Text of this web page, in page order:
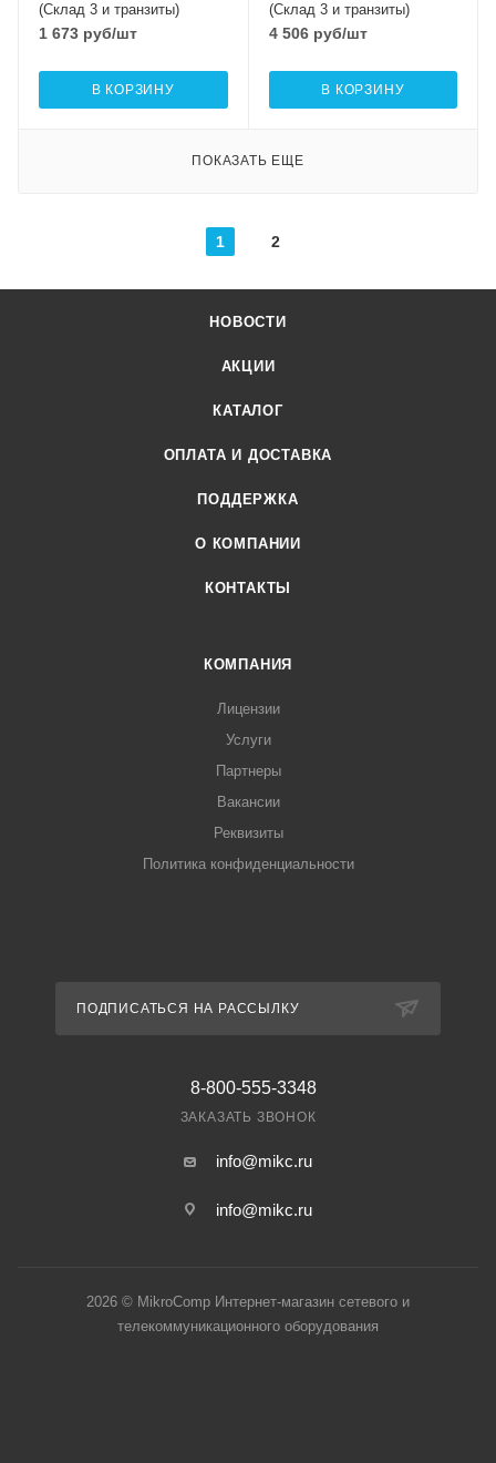
(Склад 3 и транзиты)
1 673 руб/шт
В КОРЗИНУ
(Склад 3 и транзиты)
4 506руб/шт
В КОРЗИНУ
ПОКАЗАТЬ ЕЩЕ
1 2
НОВОСТИ
АКЦИИ
КАТАЛОГ
ОПЛАТА И ДОСТАВКА
ПОДДЕРЖКА
О КОМПАНИИ
КОНТАКТЫ
КОМПАНИЯ
Лицензии
Услуги
Партнеры
Вакансии
Реквизиты
Политика конфиденциальности
ПОДПИСАТЬСЯ НА РАССЫЛКУ
8-800-555-3348
ЗАКАЗАТЬ ЗВОНОК
info@mikc.ru
info@mikc.ru
2026 © MikroComp Интернет-магазин сетевого и
телекоммуникационного оборудования